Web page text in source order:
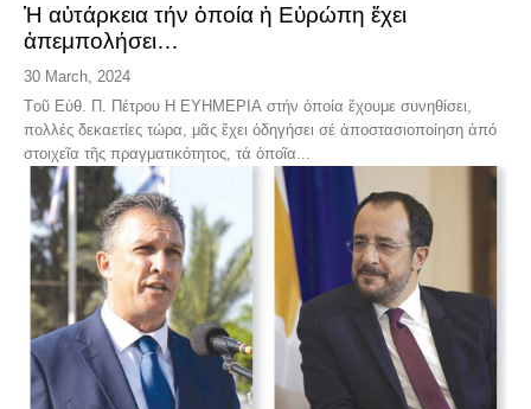
Ἡ αὐτάρκεια τήν ὁποία ἡ Εὐρώπη ἔχει
ἀπεμπολήσει…
30 March, 2024
Tοῦ Εὑθ. Π. Πέτρου Η ΕΥΗΜΕΡΙΑ στήν ὁποία ἔχουμε συνηθίσει,
πολλές δεκαετίες τώρα, μᾶς ἔχει ὁδηγήσει σέ ἀποστασιοποίηση ἀπό
στοιχεῖα τῆς πραγματικότητος, τά ὁποῖα...